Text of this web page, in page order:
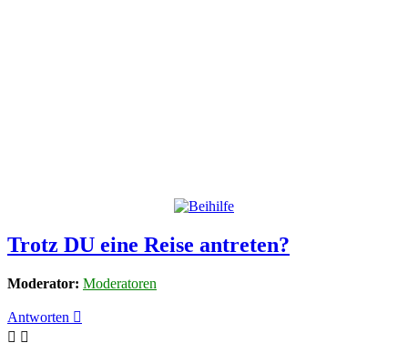
Trotz DU eine Reise antreten?
Moderator: Moderatoren
Antworten